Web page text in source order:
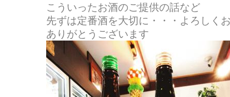
こういったお酒のご提供の話など
先ずは定番酒を大切に・・・よろしく
ありがとうございます